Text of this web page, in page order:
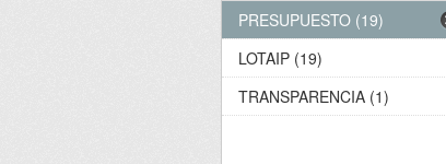
PRESUPUESTO (19)
LOTAIP (19)
TRANSPARENCIA (1)